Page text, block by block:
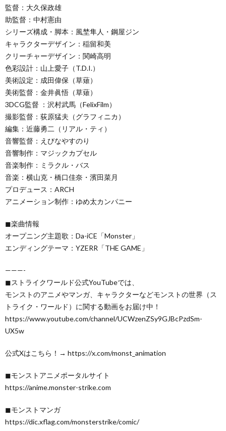
監督：大久保政雄
助監督：中村憲由
シリーズ構成・脚本：風埜隼人・鋼屋ジン
キャラクターデザイン：稲留和美
クリーチャーデザイン：関崎高明
色彩設計：山上愛子（T.D.I.）
美術設定：成田偉保（草薙）
美術監督：金井眞悟（草薙）
3DCG監督 ：沢村武馬（FelixFilm）
撮影監督：荻原猛夫（グラフィニカ）
編集：近藤勇二（リアル・ティ）
音響監督：えびなやすのり
音響制作：マジックカプセル
音楽制作：ミラクル・バス
音楽：横山克・橋口佳奈・濱田菜月
プロデュース：ARCH
アニメーション制作：ゆめ太カンパニー
◼︎楽曲情報
オープニング主題歌：Da-iCE「Monster」
エンディングテーマ：YZERR「THE GAME」
———-
◼︎ストライクワールド公式YouTubeでは、
モンストのアニメやマンガ、キャラクターなどモンストの世界（ス
トライク・ワールド）に関する動画をお届け中！
https://www.youtube.com/channel/UCWzenZSy9GJBcPzdSm-
UX5w
公式Xはこちら！→ https://x.com/monst_animation
◼︎モンストアニメポータルサイト
https://anime.monster-strike.com
◼︎モンストマンガ
https://dic.xflag.com/monsterstrike/comic/